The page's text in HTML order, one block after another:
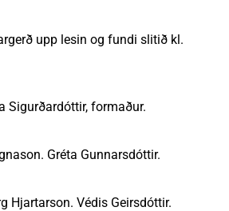
upp lesin og fundi slitið kl.
Sigurðardóttir, formaður.
Gréta Gunnarsdóttir.
Hjartarson. Védis Geirsdóttir.